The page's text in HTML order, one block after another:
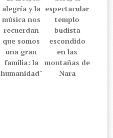
alegría y la
música nos
recuerdan
que somos
una gran
familia: la
humanidad"
espectacular
templo
budista
escondido
en las
montañas de
Nara